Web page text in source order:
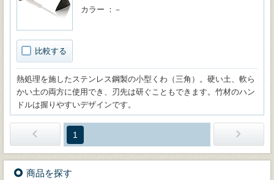
比較する
カラー
－
熱処理を施したステンレス鋼製の小型くわ（三角）。硬い土、軟ら
かい土の両方に使用でき、刃先は研ぐこともできます。竹材のハン
ドルは握りやすいデザインです。
1
商品を探す